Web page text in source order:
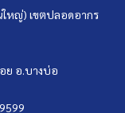
ใหญ่) เขตปลอดอากร
ย อ.บางบ่อ